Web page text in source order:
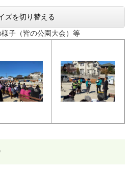
ズを切り替える
子（皆の公園大会）等